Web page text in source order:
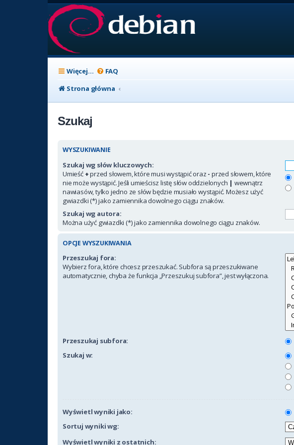
Więcej… FAQ
Strona główna
Szukaj
WYSZUKIWANIE
Szukaj wg słów kluczowych:
Umieść +przed słowem, które musi wystąpić oraz - przed słowem, które
nie może wystąpić. Jeśli umieścisz listę słów oddzielonych | wewnątrz
nawiasów, tylko jedno ze słów będzie musiało wystąpić. Możesz użyć
gwiazdki (*) jako zamiennika dowolnego ciągu znaków.
Szukaj wg autora:
Można użyć gwiazdki (*) jako zamiennika dowolnego ciągu znaków.
OPCJE WYSZUKIWANIA
Przeszukaj fora:
Wybierz fora, które chcesz przeszukać. Subfora są przeszukiwane
automatycznie, chyba że funkcja „Przeszukuj subfora”, jest wyłączona.
Przeszukaj subfora:
Szukaj w:
Wyświetl wyniki jako:
Sortuj wyniki wg:
Wyświetl wyniki z ostatnich: